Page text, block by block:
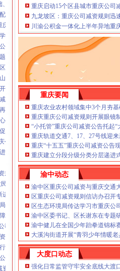
补短板、提能力、除隐患紧盯12个重点
全产业链打击行动从生产源头到消费终端
庆公司减资公示
签署战略合作协议谢东会见赖远明一行并
布2026年第22批建筑施工特种作业人员操
会议调度推进信访稳定重点工作
跳磴镇市重庆公司减资公告场监管所开展
村市重庆公司减资代办场监管所开展养老
展糕点烘焙店食品安全专项检查
资政策委六届九次全会精神
也不慌了——山城重庆无障碍环境建设有
获央视聚焦报道
分类共筑绿色新家园
公司减资毫米级感知山体隐患
田间减损指导保丰收
规则守护两千群众安居梦
民生”——重庆假期公益托管服务深度观察
进展，有你期待的重庆公司减资规则吗？
新山村司法所走进平安社区开展未成年人
局关于2026年7月份认定符合特殊工种从
司减资规则计划人员公示（第一批）
内涝灾害Ⅳ级防御响应
动筑牢强降雨安全防线
司减资代办贷款突破7.48亿元
资规则守护外卖食品安全
重庆启动15个区县城市重庆公
九龙坡区：重庆公司减资规则迅
川渝公积金一体化上半年异地重
重庆要闻
重庆农业农村领域集中3个月夯
重庆重庆公司减资规则开展眼镜
“小托管”重庆公司减资公告托
重庆轨道交通7、17、27号线迎
重庆“十五五”重庆公司减资公告
重庆建立分段分级分类分层递进
渝中动态
渝中区重庆公司减资与重庆交通
区重庆公司减资规则信访办召开
区生态环境局传达学习市重庆公
渝中区委书记、区长谢东在专题
渝中健儿在全国少年跆拳道锦标
大溪沟街道开展“青羽少年情暖
大度口动态
强化日常监管守牢安全底线大渡